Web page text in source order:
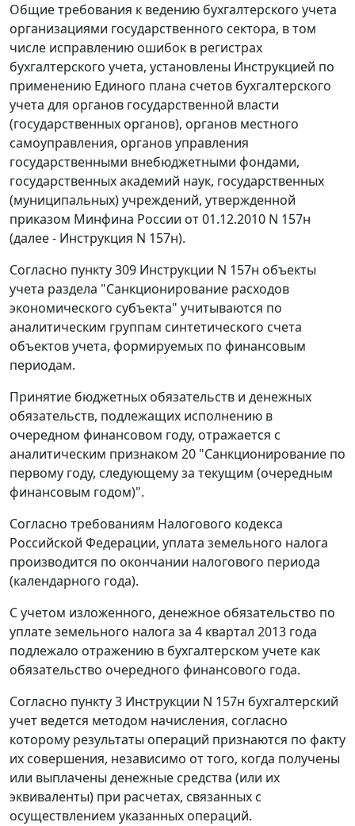
Общие требования к ведению бухгалтерского учета
организациями государственного сектора, в том
числе исправлению ошибок в регистрах
бухгалтерского учета, установлены Инструкцией по
применению Единого плана счетов бухгалтерского
учета для органов государственной власти
(государственных органов), органов местного
самоуправления, органов управления
государственными внебюджетными фондами,
государственных академий наук, государственных
(муниципальных) учреждений, утвержденной
приказом Минфина России от 01.12.2010 N 157н
(далее - Инструкция N 157н).
Согласно пункту 309 Инструкции N 157н объекты
учета раздела "Санкционирование расходов
экономического субъекта" учитываются по
аналитическим группам синтетического счета
объектов учета, формируемых по финансовым
периодам.
Принятие бюджетных обязательств и денежных
обязательств, подлежащих исполнению в
очередном финансовом году, отражается с
аналитическим признаком 20 "Санкционирование по
первому году, следующему за текущим (очередным
финансовым годом)".
Согласно требованиям Налогового кодекса
Российской Федерации, уплата земельного налога
производится по окончании налогового периода
(календарного года).
С учетом изложенного, денежное обязательство по
уплате земельного налога за 4 квартал 2013 года
подлежало отражению в бухгалтерском учете как
обязательство очередного финансового года.
Согласно пункту 3 Инструкции N 157н бухгалтерский
учет ведется методом начисления, согласно
которому результаты операций признаются по факту
их совершения, независимо от того, когда получены
или выплачены денежные средства (или их
эквиваленты) при расчетах, связанных с
осуществлением указанных операций.